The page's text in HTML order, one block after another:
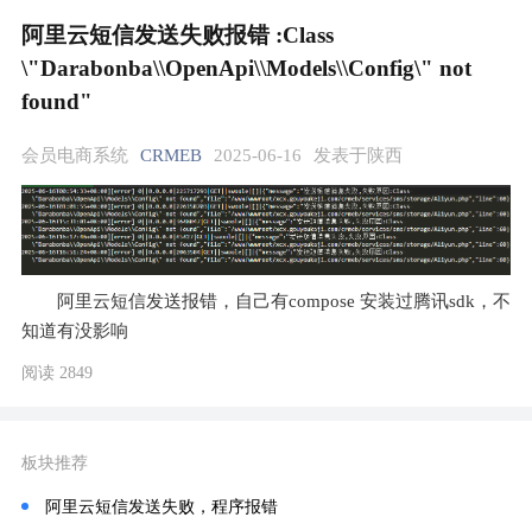
阿里云短信发送失败报错 :Class
\"Darabonba\\OpenApi\\Models\\Config\" not
found"
会员电商系统 CRMEB 2025-06-16 发表于陕西
阿里云短信发送报错，自己有compose 安装过腾讯sdk，不
知道有没影响
阅读 2849
板块推荐
阿里云短信发送失败，程序报错